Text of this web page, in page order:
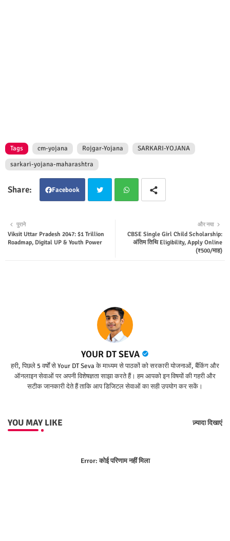
Tags cm-yojana Rojgar-Yojana
SARKARI-YOJANA
sarkari-yojana-maharashtra
Facebook
ter tsap
और नया
CBSE Single Girl Child Scholarship:
अंतिम तिथि Eligibility, Apply Online
(₹500/माह)
पुराने
Viksit Uttar Pradesh 2047: $1 Trillion
Roadmap, Digital UP & Youth Power
YOUR DT SEVA
हरी, पिछले 5 वर्षों से Your DT Seva के माध्यम से पाठकों को सरकारी योजनाओं, बैंकिंग और
ऑनलाइन सेवाओं पर अपनी विशेषज्ञता साझा करते हैं। हम आपको इन विषयों की गहरी और
सटीक जानकारी देते हैं ताकि आप डिजिटल सेवाओं का सही उपयोग कर सकें।
YOU MAY LIKE ज़्यादा दिखाएं
Error:कोई परिणाम नहीं मिला